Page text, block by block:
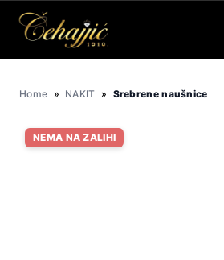
Home » NAKIT » Srebrene naušnice
NEMA NA ZALIHI